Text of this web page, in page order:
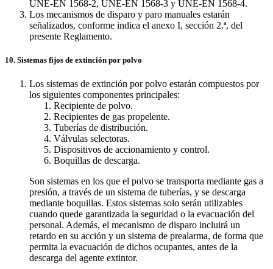
UNE-EN 1568-2, UNE-EN 1568-3 y UNE-EN 1568-4.
Los mecanismos de disparo y paro manuales estarán
señalizados, conforme indica el anexo I, sección 2.ª, del
presente Reglamento.
10. Sistemas fijos de extinción por polvo
Los sistemas de extinción por polvo estarán compuestos por
los siguientes componentes principales:
Recipiente de polvo.
Recipientes de gas propelente.
Tuberías de distribución.
Válvulas selectoras.
Dispositivos de accionamiento y control.
Boquillas de descarga.
Son sistemas en los que el polvo se transporta mediante gas a
presión, a través de un sistema de tuberías, y se descarga
mediante boquillas. Estos sistemas solo serán utilizables
cuando quede garantizada la seguridad o la evacuación del
personal. Además, el mecanismo de disparo incluirá un
retardo en su acción y un sistema de prealarma, de forma que
permita la evacuación de dichos ocupantes, antes de la
descarga del agente extintor.